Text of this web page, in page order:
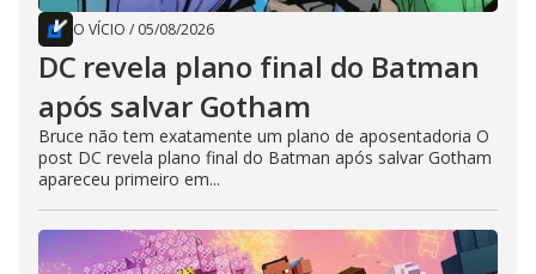
O VÍCIO / 05/08/2026
DC revela plano final do Batman
após salvar Gotham
Bruce não tem exatamente um plano de aposentadoria O
post DC revela plano final do Batman após salvar Gotham
apareceu primeiro em...